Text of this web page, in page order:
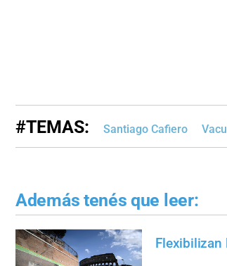
#TEMAS: Santiago Cafiero
Además tenés que leer:
Flexibilizan